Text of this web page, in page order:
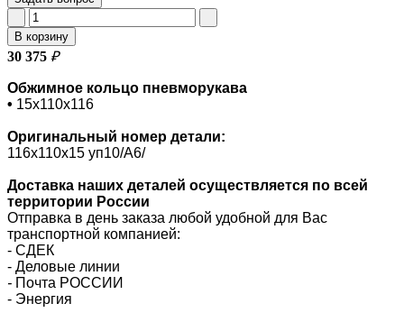
В корзину
30 375 ₽
Обжимное кольцо пневморукава
• 15х110х116
Оригинальный номер детали:
116х110х15 уп10/A6/
Доставка наших деталей осуществляется по всей
территории России
Отправка в день заказа любой удобной для Вас
транспортной компанией:
- СДЕК
- Деловые линии
- Почта РОССИИ
- Энергия